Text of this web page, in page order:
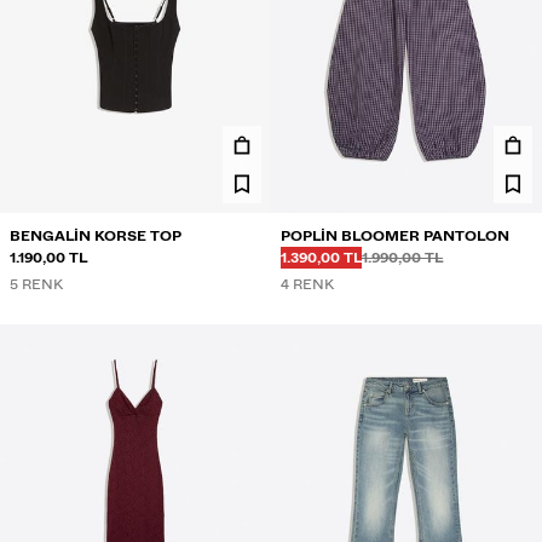
BENGALIN KORSE TOP
1.190,00 TL
5 RENK
POPLIN BLOOMER PANTOLON
İNDIRIMLI FIYAT
1.390,00 TLÖnce
1.990,00 TL
Önce
4 RENK